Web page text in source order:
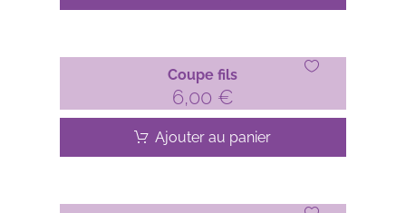
Coupe fils
6,00 €
Ajouter au panier